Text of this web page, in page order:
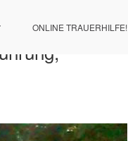
ONLINE TRAUERHILFE!